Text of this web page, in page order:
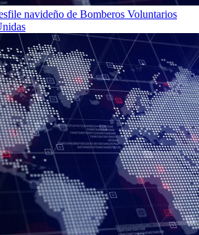
navideño de Bomberos Voluntarios